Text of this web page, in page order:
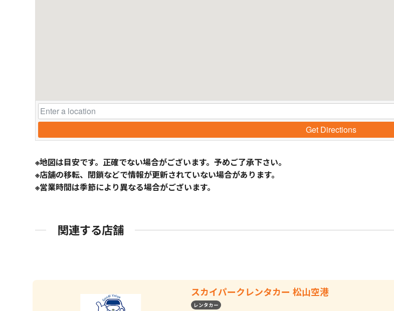
Get Directions
※地図は目安です。正確でない場合がございます。予めご了承下さい。
※店舗の移転、閉鎖などで情報が更新されていない場合があります。
※営業時間は季節により異なる場合がございます。
関連する店舗
スカイパークレンタカー 松山空港
レンタカー